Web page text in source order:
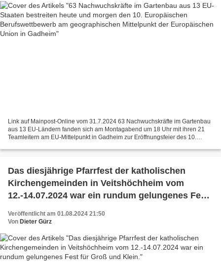
Link auf Mainpost-Online vom 31.7.2024 63 Nachwuchskräfte im Gartenbau
aus 13 EU-Ländern fanden sich am Montagabend um 18 Uhr mit ihren 21
Teamleitern am EU-Mittelpunkt in Gadheim zur Eröffnungsfeier des 10.
Das diesjährige Pfarrfest der katholischen
Kirchengemeinden in Veitshöchheim vom
12.-14.07.2024 war ein rundum gelungenes Fest
Veröffentlicht am 01.08.2024 21:50
Von Dieter Gürz